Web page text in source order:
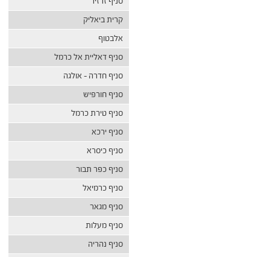
קרית ביאליק
אלבטוף
סניף דאליית אל כרמל
סניף חדרה – אולגה
סניף חורפיש
סניף טירת כרמל
סניף ירכא
סניף כיסרא
סניף כפר תבור
סניף כרמיאל
סניף מגאר
סניף מעלות
סניף נהריה